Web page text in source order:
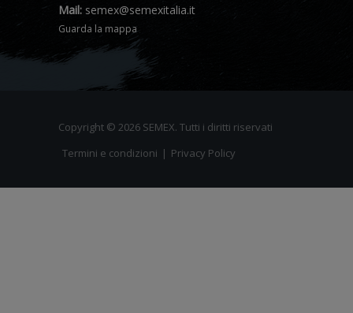
Mail: semex@semexitalia.it
Guarda la mappa
Copyright © 2026 SEMEX. Tutti i diritti riservati
Termini e condizioni | Privacy Policy